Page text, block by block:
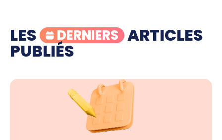
LES DERNIERS ARTICLES
PUBLIÉS